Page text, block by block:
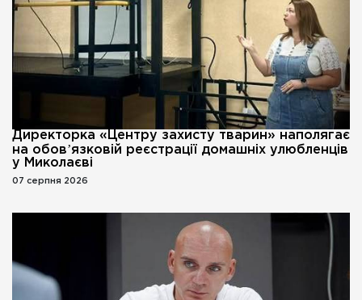
Директорка «Центру захисту тварин» наполягає
на обовʼязковій реєстрації домашніх улюбленців
у Миколаєві
07 серпня 2026